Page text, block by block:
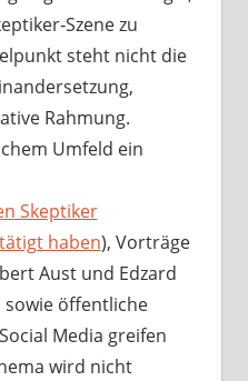
zu
steht nicht die
Rahmung.
Umfeld ein
Skeptiker
haben), Vorträge
Aust und Edzard
öffentliche
Media greifen
wird nicht